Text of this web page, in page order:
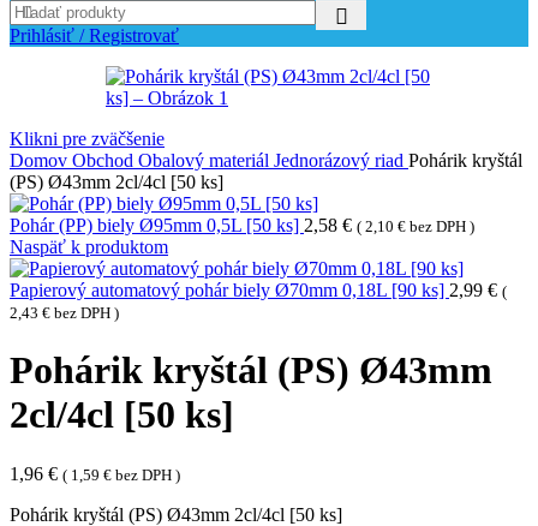
Prihlásiť / Registrovať
Klikni pre zväčšenie
Domov Obchod Obalový materiál Jednorázový riad Pohárik kryštál
(PS) Ø43mm 2cl/4cl [50 ks]
Pohár (PP) biely Ø95mm 0,5L [50 ks] 2,58 € ( 2,10 € bez DPH )
Naspäť k produktom
Papierový automatový pohár biely Ø70mm 0,18L [90 ks] 2,99 € (
2,43 € bez DPH )
Pohárik kryštál (PS) Ø43mm
2cl/4cl [50 ks]
1,96 € ( 1,59 € bez DPH )
Pohárik kryštál (PS) Ø43mm 2cl/4cl [50 ks]